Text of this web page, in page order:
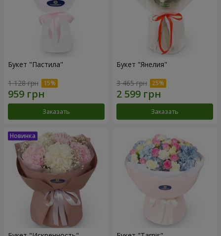
Букет "Пастила"
1 128 грн
Заказать
Букет "Янелия"
3 465 грн
Заказать